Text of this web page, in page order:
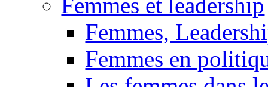
Femmes,
Femmes en